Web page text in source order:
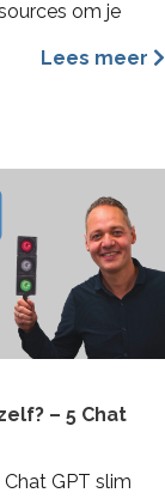
om je
waar middelen
daarvan. Zo heb
maar kun je ook
je dit gaat
Lees meer
– 5 Chat
GPT slim